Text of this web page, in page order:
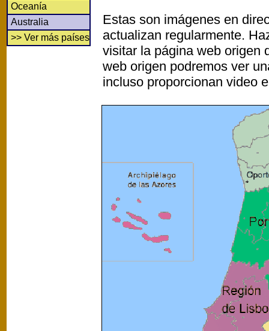
Oceanía
Australia
>> Ver más países
Estas son imágenes en
actualizan regularmente.
visitar la página web origen
web origen podremos ver
incluso proporcionan video